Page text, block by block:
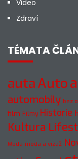
Video
Zdraví
TÉMATA
autaAuto
automobily bez
film Filmy Historie
Kultura
Móda móda a vizáž